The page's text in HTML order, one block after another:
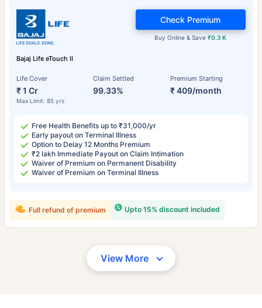
Bajaj Life eTouch II
Life Cover
₹ 1 Cr
Max Limit: 85 yrs
Claim Settled
99.33%
Premium Starting
₹ 409/month
Buy Online & Save₹0.3 K
Check Premium
Free Health Benefits up to ₹31,000/yr
Early payout on Terminal Illness
Option to Delay 12 Months Premium
₹2 lakh Immediate Payout on Claim Intimation
Waiver of Premium on Permanent Disability
Waiver of Premium on Terminal Illness
Upto 15% discount included
Full refund of premium
View More